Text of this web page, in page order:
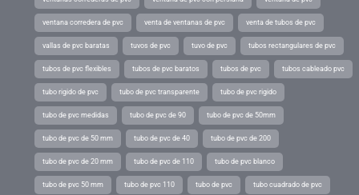
ventana corredera de pvc venta de ventanas de pvc venta de tubos de pvc
vallas de pvc baratas tuvos de pvc tuvo de pvc tubos rectangulares de pvc
tubos de pvc flexibles tubos de pvc baratos tubos de pvc tubos cableado pvc
tubo rigido de pvc tubo de pvc transparente tubo de pvc rigido
tubo de pvc medidas tubo de pvc de 90 tubo de pvc de 50mm
tubo de pvc de 50 mm tubo de pvc de 40 tubo de pvc de 200
tubo de pvc de 20 mm tubo de pvc de 110 tubo de pvc blanco
tubo de pvc 50 mm tubo de pvc 110 tubo de pvc tubo cuadrado de pvc